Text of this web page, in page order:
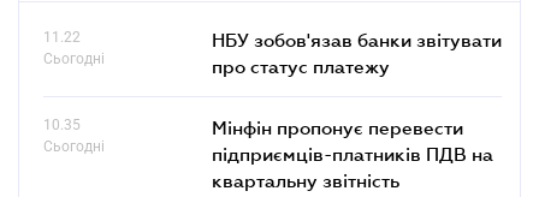
11.22
Сьогодні
НБУ зобов'язав банки звітувати
про статус платежу
10.35
Сьогодні
Мінфін пропонує перевести
підприємців-платників ПДВ на
квартальну звітність